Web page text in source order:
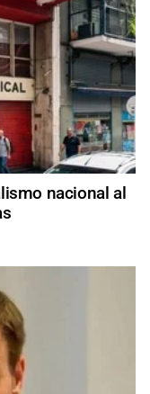
nacional al